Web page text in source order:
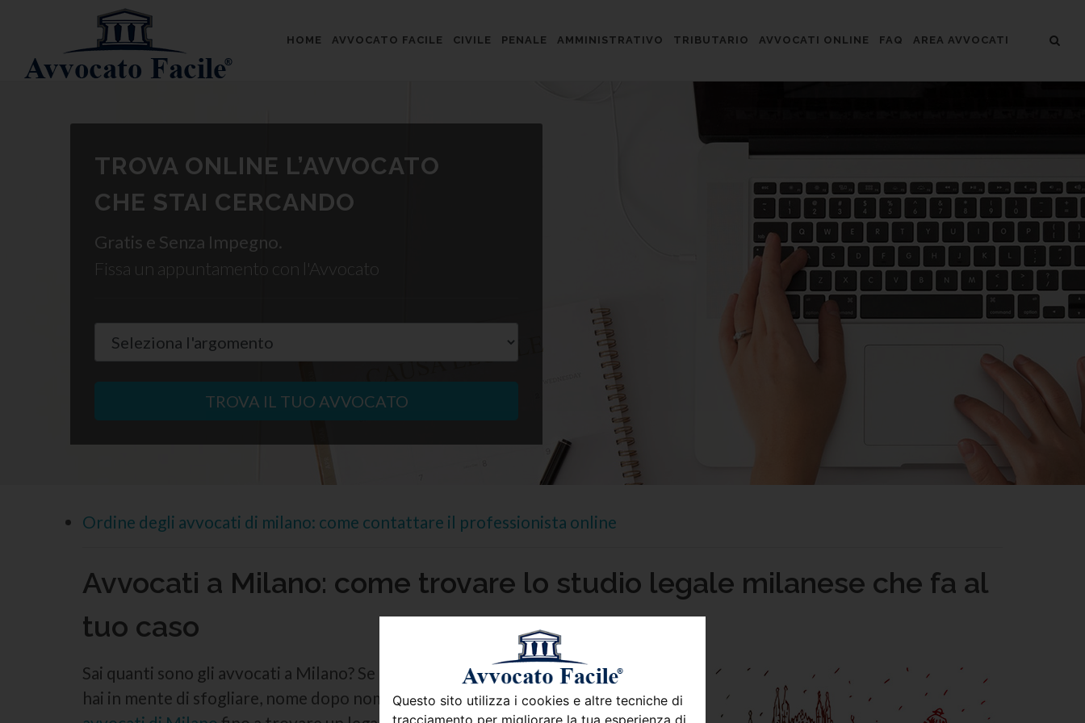
Questo sito utilizza i cookies e altre tecniche di
tracciamento per migliorare la tua esperienza di
HOME AVVOCATO FACILE CIVILE PENALE AMMINISTRATIVO TRIBUTARIO AVVOCATI ONLINE FAQ AREA AVVOCATI
TROVA ONLINE L’AVVOCATO
CHE STAI CERCANDO
Gratis e Senza Impegno.
Fissa un appuntamento con l'Avvocato
TROVA IL TUO AVVOCATO
Ordine degli avvocati di milano: come contattare il professionista online
Avvocati a Milano: come trovare lo studio legale milanese che fa al
tuo caso
Sai quanti sono gli avvocati a Milano? Se hai bisogno di una consulenza legale e
hai in mente di sfogliare, nome dopo nome, riga dopo riga, tuttol’albo degli